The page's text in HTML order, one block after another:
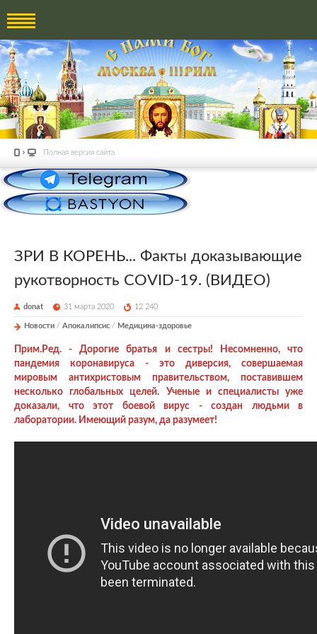
Полная версия сайта
ЗРИ В КОРЕНЬ... Факты доказывающие
рукотворность COVID-19. (ВИДЕО)
donat 31 марта 2020 12 240
Новости / Апокалипсис / Медицина-здоровье
Прим.Ред. - Дорогие братья и сестры! Несомненно, что
пандемия коронавируса - это диверсия, совершаемая
мировым антихристовым правительством, поставившем
несколько глобальных целей. Ученые и специалисты уже
доказали, что этот боевой вирус - создан людьми в
лаборатории. Имеющий разум, да разумеет!